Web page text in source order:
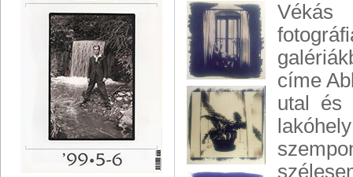
Vékás
címe
utal és